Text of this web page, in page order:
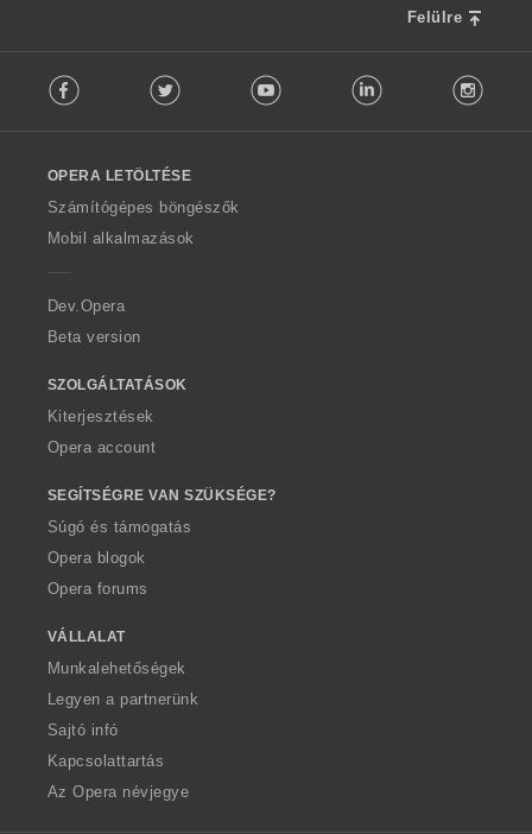
Felülre
o
w
O
p
a
Facebook Twitter Youtube LinkedIn
OPERA LETÖLTÉSE
Számítógépes böngészők
Mobil alkalmazások
Dev.Opera
Beta version
SZOLGÁLTATÁSOK
Kiterjesztések
Opera account
SEGÍTSÉGRE VAN SZÜKSÉGE?
Súgó és támogatás
Opera blogok
Opera forums
VÁLLALAT
Munkalehetőségek
Legyen a partnerünk
Sajtó infó
Kapcsolattartás
Az Opera névjegye